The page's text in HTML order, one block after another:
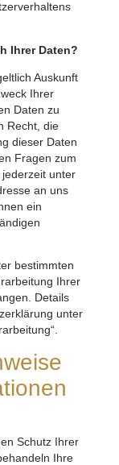
Ihrer Daten?
Auskunft
Ihrer
Daten zu
Recht, die
dieser Daten
Fragen zum
unter
an uns
ein
bestimmten
Ihrer
Details
unter
Schutz Ihrer
Ihre